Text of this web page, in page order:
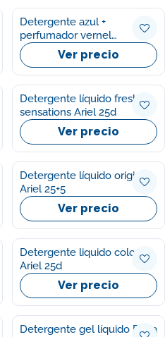
Detergente azul +
perfumador vernel
Wipp40d+30dVer precio
Detergente líquido fresh
sensations Ariel 25d
Ver precio
Detergente líquido original
Ariel 25+5
Ver precio
Detergente liquido color
Ariel 25d
Ver precio
Detergente gel líquido Flota